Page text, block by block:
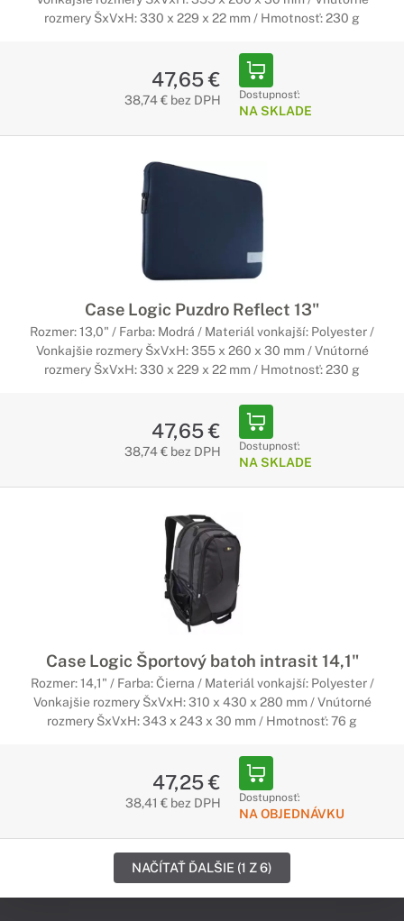
rozmery ŠxVxH: 330 x 229 x 22 mm / Hmotnosť: 230 g
47,65 €
38,74 € bez DPH Dostupnosť:
NA SKLADE
Case Logic Puzdro Reflect 13"
Rozmer: 13,0" / Farba: Modrá / Materiál vonkajší: Polyester /
Vonkajšie rozmery ŠxVxH: 355 x 260 x 30 mm / Vnútorné
rozmery ŠxVxH: 330 x 229 x 22 mm / Hmotnosť: 230 g
47,65 €
38,74 € bez DPH Dostupnosť:
NA SKLADE
Case Logic Športový batoh intrasit 14,1"
Rozmer: 14,1" / Farba: Čierna / Materiál vonkajší: Polyester /
Vonkajšie rozmery ŠxVxH: 310 x 430 x 280 mm / Vnútorné
rozmery ŠxVxH: 343 x 243 x 30 mm / Hmotnosť: 76 g
47,25 €
38,41 € bez DPH Dostupnosť:
NA OBJEDNÁVKU
NAČÍTAŤ ĎALŠIE (1 Z 6)